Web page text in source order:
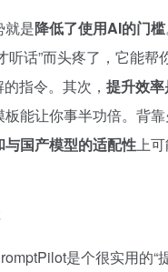
就是降低了使用AI的门槛
听话”而头疼了，它能帮
指令。其次， 提升效
能让你事半功倍。背
与国产模型的适配性上
是个很实用的“